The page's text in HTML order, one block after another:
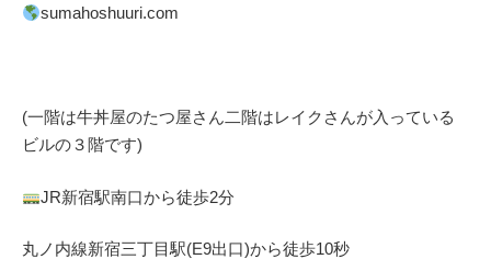
sumahoshuuri.com
(一階は牛丼屋のたつ屋さん二階はレイクさんが入っている
ビルの３階です)
JR新宿駅南口から徒歩2分
丸ノ内線新宿三丁目駅(E9出口)から徒歩10秒